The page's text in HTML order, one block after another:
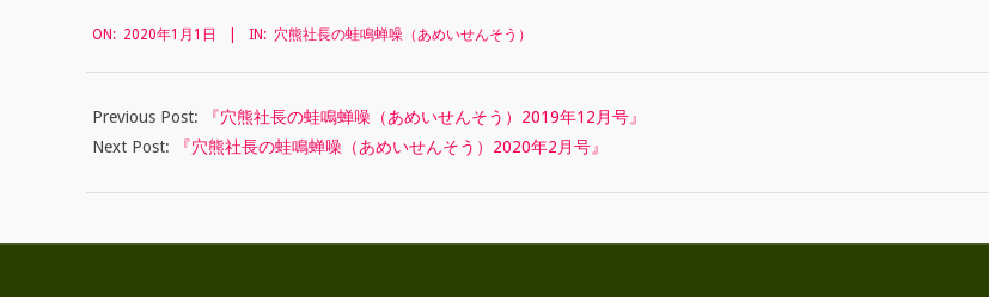
め
い
せ
ん
そ
う
01-
01
ON: 2020年1月1日 IN: 穴熊社長の蛙鳴蝉噪（あめいせんそう）
Previous Post:
『穴熊社長の蛙鳴蝉噪（あめいせんそう）2019年12月号』
Next Post:
『穴熊社長の蛙鳴蝉噪（あめいせんそう）2020年2月号』